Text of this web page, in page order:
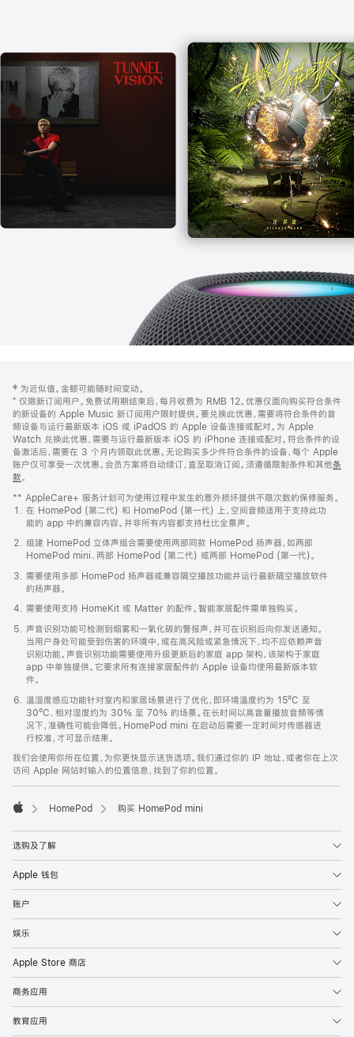
口
中
打
开)
页
页
脚
注
‡ 为近似值。金额可能随时间变动。
⁺ 仅限新订阅用户。免费试用期结束后，每月收费为 RMB 12。优惠仅面向购买符合条件
的新设备的 Apple Music 新订阅用户限时提供。要兑换此优惠，需要将符合条件的音
频设备与运行最新版本 iOS 或 iPadOS 的 Apple 设备连接或配对。为 Apple
Watch 兑换此优惠，需要与运行最新版本 iOS 的 iPhone 连接或配对。符合条件的设
备激活后，需要在 3 个月内领取此优惠。无论购买多少件符合条件的设备，每个 Apple
账户仅可享受一次优惠。会员方案将自动续订，直至取消订阅。须遵循限制条件和其他条
款。
窗
口
中
打
开)
** AppleCare+ 服务计划可为使用过程中发生的意外损坏提供不限次数的保修服务。
在 HomePod (第二代) 和 HomePod (第一代) 上，空间音频适用于支持此功
能的 app 中的兼容内容。并非所有内容都支持杜比全景声。
组建 HomePod 立体声组合需要使用两部同款 HomePod 扬声器，如两部
HomePod mini、两部 HomePod (第二代) 或两部 HomePod (第一代)。
需要使用多部 HomePod 扬声器或兼容隔空播放功能并运行最新隔空播放软件
的扬声器。
需要使用支持 HomeKit 或 Matter 的配件。智能家居配件需单独购买。
声音识别功能可检测到烟雾和一氧化碳的警报声，并可在识别后向你发送通知。
当用户身处可能受到伤害的环境中，或在高风险或紧急情况下，均不应依赖声音
识别功能。声音识别功能需要使用升级更新后的家庭 app 架构，该架构于家庭
app 中单独提供。它要求所有连接家居配件的 Apple 设备均使用最新版本软
件。
温湿度感应功能针对室内和家居场景进行了优化，即环境温度约为 15ºC 至
30ºC、相对湿度约为 30% 至 70% 的场景。在长时间以高音量播放音频等情
况下，准确性可能会降低。HomePod mini 在启动后需要一定时间对传感器进
行校准，才可显示结果。
我们会使用你所在位置，为你更快显示送货选项。我们通过你的 IP 地址，或者你在上次
访问 Apple 网站时输入的位置信息，找到了你的位置。
HomePod 购买 HomePod mini
选购及了解
Apple 钱包
账户
娱乐
Apple Store 商店
商务应用
教育应用